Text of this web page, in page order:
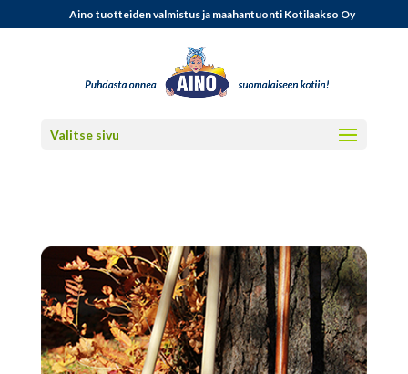
Aino tuotteiden valmistus ja maahantuonti Kotilaakso Oy
Valitse sivu